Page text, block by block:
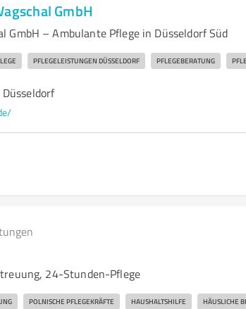
GmbH
GmbH – Ambulante Pflege in Düsseldorf Süd
PFLEGELEISTUNGEN DÜSSELDORF PFLEGEBERATUNG
24-Stunden-Pflege
POLNISCHE PFLEGEKRÄFTE HAUSHALTSHILFE HÄUSLICHE